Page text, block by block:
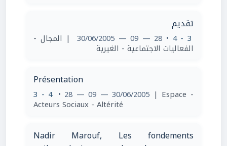
تقديم
3 - 4
• 28 — 09 — 30/06/2005 | المجال -
الفعاليات الاجتماعية - الغيرية
Présentation
3 - 4 • 28 — 09 — 30/06/2005 | Espace -
Acteurs Sociaux - Altérité
Nadir Marouf, Les fondements